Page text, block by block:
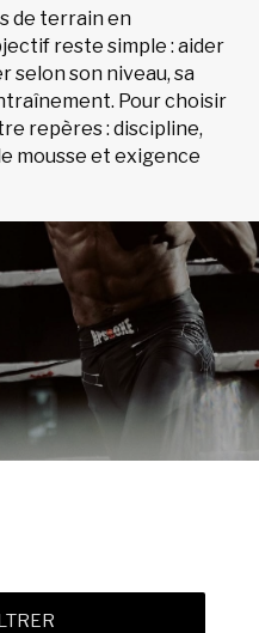
de terrain en
reste simple : aider
selon son niveau, sa
Pour choisir
repères : discipline,
mousse et exigence